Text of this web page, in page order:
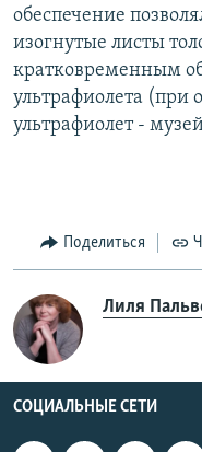
обеспечение
изогнутые листы
кратковременным
ультрафиолета (при
ультрафиолет -
Поделиться
Лиля
СОЦИАЛЬНЫЕ СЕТИ